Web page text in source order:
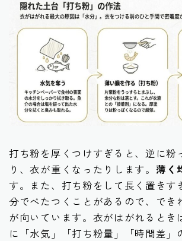
打ち粉を厚くつけすぎると、逆に粉
り、衣が重くなったりします。 薄く
す。また、打ち粉をして長く置きす
分でべたつくことがあるので、でき
が向いています。衣がはがれるとき
に「水気」「打ち粉量」「時間差」